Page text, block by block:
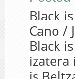
Black
Cano /
Black
izatera